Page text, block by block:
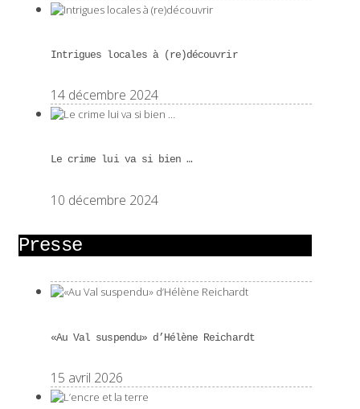
Intrigues locales à (re)découvrir
14 décembre 2024
Le crime lui va si bien …
10 décembre 2024
Presse
«Au Val suspendu» d’Hélène Reichardt
15 avril 2026